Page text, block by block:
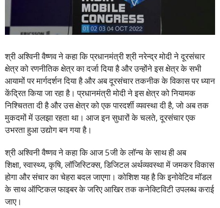
श्री अश्विनी वैष्णव ने कहा कि प्रधानमंत्री श्री नरेन्द्र मोदी ने दूरसंचार
क्षेत्र को रणनीतिक क्षेत्र का दर्जा दिया है और उन्होंने इस क्षेत्र के सभी
आयामों पर मार्गदर्शन दिया है और अब दूरसंचार तकनीक के विकास पर ध्यान
केंद्रित किया जा रहा है। प्रधानमंत्री मोदी ने इस क्षेत्र को नियामक
निश्चितता दी है और उस क्षेत्र को एक पारदर्शी व्यवस्था दी है, जो अब तक
मुकदमों में उलझा रहता था। आज इन सुधारों के चलते, दूरसंचार एक
उभरता हुआ उद्योग बन गया है।
श्री अश्विनी वैष्णव ने कहा कि आज 5जी के लॉन्च के साथ ही अब
शिक्षा, स्वास्थ्य, कृषि, लॉजिस्टिक्स, डिजिटल अर्थव्यवस्था में जमकर विकास
होगा और संचार का चेहरा बदल जाएगा। कोशिश यह है कि इनोवेटिव मॉडल
के साथ ऑप्टिकल फाइबर के जरिए आखिर तक कनेक्टिविटी उपलब्ध कराई
जाए।